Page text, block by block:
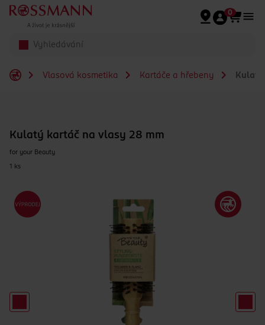
Přeskočit na hlavmní obsah
0
Vlasová kosmetika Kartáče a hřebeny
Kulatý kartáč na vlasy 28 mm
for your Beauty
1 ks